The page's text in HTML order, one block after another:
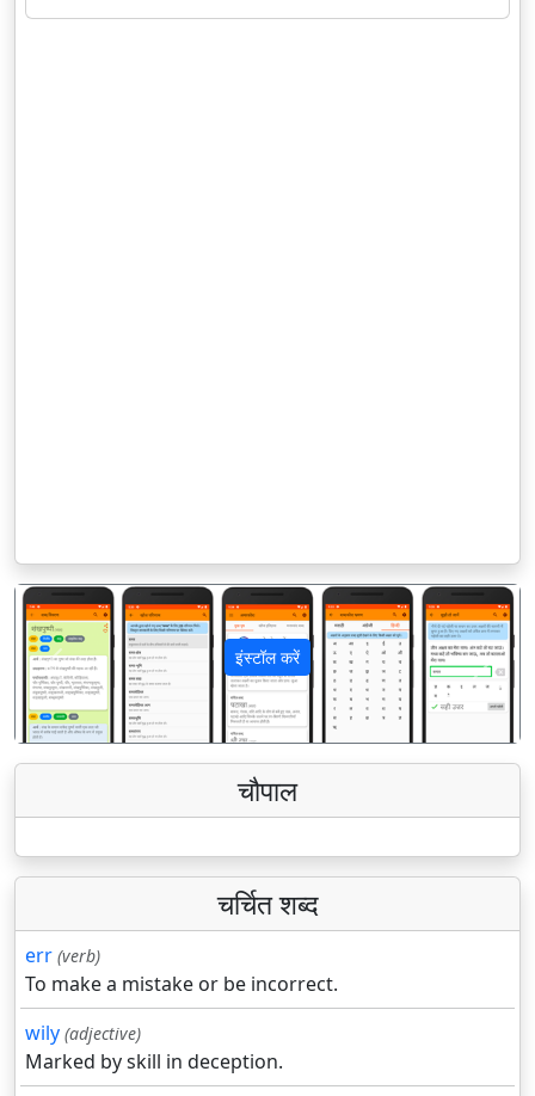
इंस्टॉल करें
पिछला अगला
चौपाल
चर्चित शब्द
err (verb)
To make a mistake or be incorrect.
wily (adjective)
Marked by skill in deception.